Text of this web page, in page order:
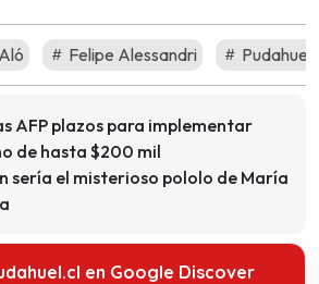
Aló Felipe Alessandri Pudahuel
AFP plazos para implementar
de hasta $200 mil
sería el misterioso pololo de María
en Google Discover